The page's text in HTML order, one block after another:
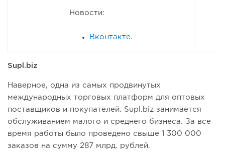
Новости:
Вконтакте.
Supl.biz
Наверное, одна из самых продвинутых
международных торговых платформ для оптовых
поставщиков и покупателей. Supl.biz занимается
обслуживанием малого и среднего бизнеса. За все
время работы было проведено свыше 1 300 000
заказов на сумму 287 млрд. рублей.